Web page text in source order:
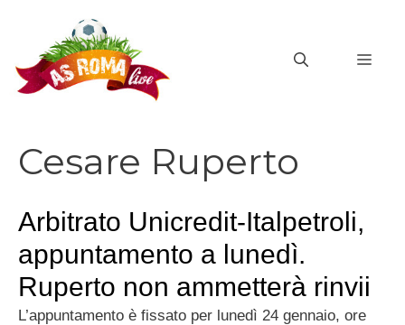
contenuto
Cesare Ruperto
Arbitrato Unicredit-Italpetroli,
appuntamento a lunedì.
Ruperto non ammetterà rinvii
L’appuntamento è fissato per lunedì 24 gennaio, ore